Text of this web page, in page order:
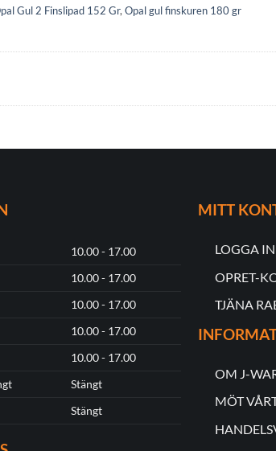
Gul 2 Finslipad 152 Gr, Opal gul finskuren 180 gr
10.00 - 17.00
10.00 - 17.00
10.00 - 17.00
10.00 - 17.00
10.00 - 17.00
Stängt
Stängt
MITT
LOGGA IN
OPRET-
TJÄNA
OM J-
MÖT